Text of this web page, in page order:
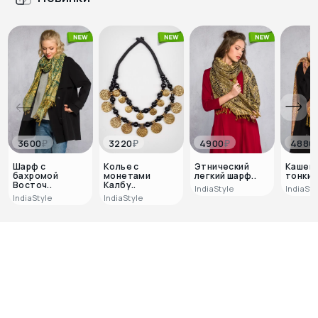
3600₽
Шарф с
бахромой
Восточ..
IndiaStyle
3220₽
Колье с
монетами
Калбу..
IndiaStyle
4900₽
Этнический
легкий шарф..
IndiaStyle
4880